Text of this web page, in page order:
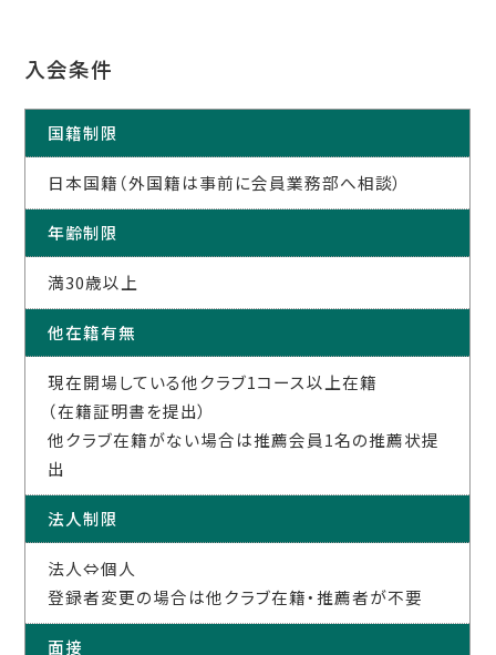
入会条件
国籍制限
日本国籍（外国籍は事前に会員業務部へ相談）
年齢制限
満30歳以上
他在籍有無
現在開場している他クラブ1コース以上在籍
（在籍証明書を提出）
他クラブ在籍がない場合は推薦会員1名の推薦状提
出
法人制限
法人⇔個人
登録者変更の場合は他クラブ在籍・推薦者が不要
面接